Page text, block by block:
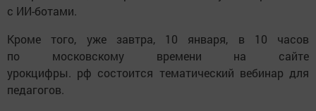
с ИИ-ботами.
Кроме того, уже завтра, 10 января, в 10 часов
по московскому времени на сайте
урокцифры. рф состоится тематический вебинар для
педагогов.